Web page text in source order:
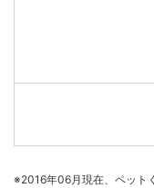
※2016年06月現在、ペット